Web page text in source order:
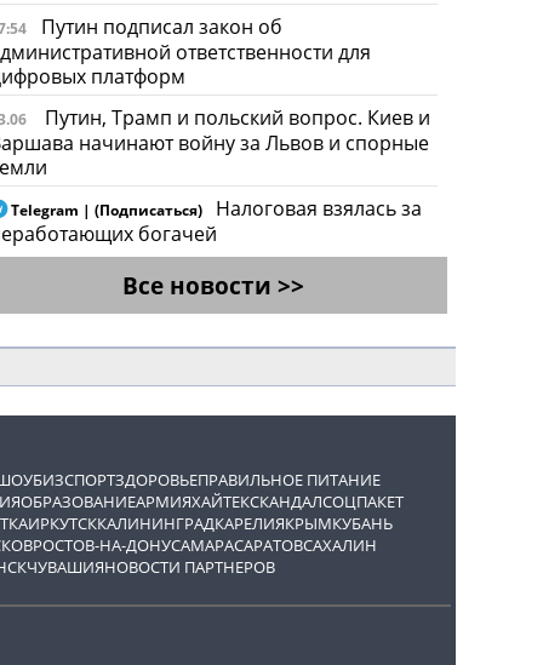
Путин подписал закон об
ответственности для
платформ
Путин, Трамп и польский вопрос. Киев и
начинают войну за Львов и спорные
Telegram | (Подписаться)
Налоговая взялась за
богачей
Все новости >>
СПОРТЗДОРОВЬЕПРАВИЛЬНОЕ ПИТАНИЕ
ОБРАЗОВАНИЕАРМИЯХАЙТЕКСКАНДАЛСОЦПАКЕТ
ИРКУТСККАЛИНИНГРАДКАРЕЛИЯКРЫМКУБАНЬ
РОСТОВ-НА-ДОНУСАМАРАСАРАТОВСАХАЛИН
ЧУВАШИЯНОВОСТИ ПАРТНЕРОВ